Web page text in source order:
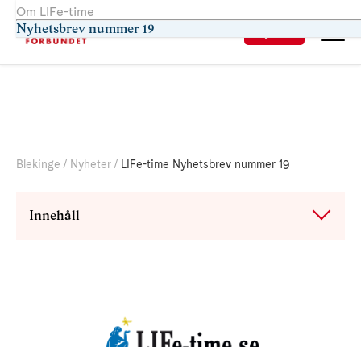
Om Neuro Blekinge
Blekinge Nyheter LIFe-time Nyhetsbrev nummer 19
Innehåll
Om LIFe-time
Nyhetsbrev nummer 19